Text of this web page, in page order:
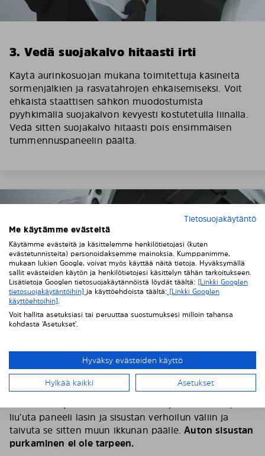
3. Vedä suojakalvo hitaasti irti
Käytä aurinkosuojan mukana toimitettuja käsineitä
sormenjälkien ja rasvatahrojen ehkäisemiseksi. Voit
ehkäistä staattisen sähkön muodostumista
pyyhkimällä suojakalvon kevyesti kostutetulla liinalla.
Vedä sitten suojakalvo hitaasti pois ensimmäisen
tummennuspaneelin päältä.
4. Aloita tummennuspaneelin asennus
Aloita ikkunan perimmäisestä nurkasta: aseta
liu’uta paneeli lasin ja sisustan verhoilun väliin ja
taivuta se sitten muun ikkunan päälle.Auton sisustan
purkaminen ei ole tarpeen.
Tietosuojakäytäntö
Me käytämme evästeitä
Käytämme evästeitä ja käsittelemme henkilötietojasi (kuten
evästetunnisteita) personoidaksemme mainoksia. Kumppanimme,
mukaan lukien Google, voivat myös käyttää näitä tietoja. Hyväksymällä
sallit evästeiden käytön ja henkilötietojesi käsittelyn tähän tarkoitukseen.
Lisätietoja Googlen tietosuojakäytännöistä löydät täältä: [Linkki Googlen
tietosuojakäytäntöihin] ja käyttöehdoista täältä: [Linkki Googlen
käyttöehtoihin].
Voit hallita asetuksiasi tai peruuttaa suostumuksesi milloin tahansa
kohdasta 'Asetukset'.
Hyväksy evästeiden käyttö
Hylkää kaikki Asetukset